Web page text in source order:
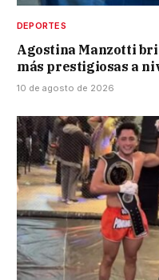
DEPORTES
Agostina Manzotti
más prestigiosas a
10 de agosto de 2026